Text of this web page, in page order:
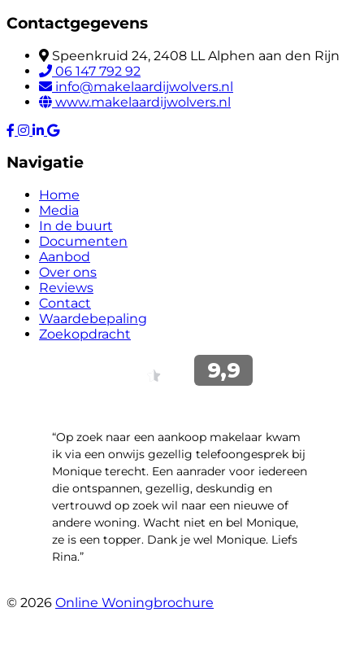
Contactgegevens
Speenkruid 24, 2408 LL Alphen aan den Rijn
06 147 792 92
info@makelaardijwolvers.nl
www.makelaardijwolvers.nl
Navigatie
Home
Media
In de buurt
Documenten
Aanbod
Over ons
Reviews
Contact
Waardebepaling
Zoekopdracht
“Op zoek naar een aankoop makelaar kwam
ik via een onwijs gezellig telefoongesprek bij
Monique terecht. Een aanrader voor iedereen
die ontspannen, gezellig, deskundig en
vertrouwd op zoek wil naar een nieuwe of
andere woning. Wacht niet en bel Monique,
ze is een topper. Dank je wel Monique. Liefs
Rina.”
© 2026 Online Woningbrochure